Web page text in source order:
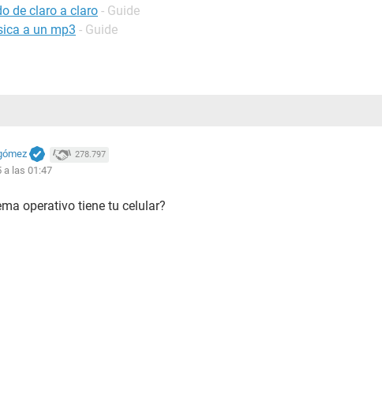
de claro a claro - Guide
a un mp3 - Guide
278.797
a las 01:47
operativo tiene tu celular?